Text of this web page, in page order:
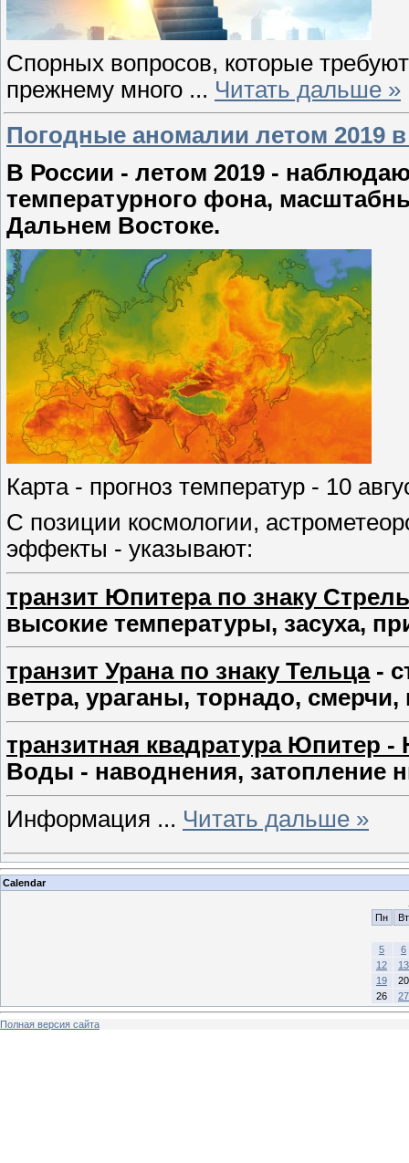
Спорных вопросов, которые
прежнему много ... Читать дальше »
Погодные аномалии летом 2019
В России - летом 2019 -
температурного фона,
Дальнем Востоке.
Карта - прогноз температур - 10
С позиции космологии,
эффекты - указывают:
транзит Юпитера по знаку
высокие температуры, засуха,
транзит Урана по знаку Тельца-
ветра, ураганы, торнадо,
транзитная квадратура Юпитер -
Воды - наводнения, затопление
Информация ... Читать дальше »
Calendar
Пн
Вт
5
6
12
13
19
20
26
27
Полная версия сайта